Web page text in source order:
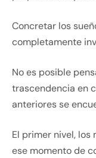
Concretar los
completamente
No es posible
trascendencia en
anteriores se
El primer nivel, los
ese momento de